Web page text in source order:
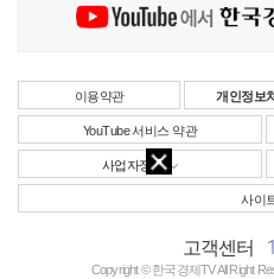
이용약관 개인정보
YouTube 서비스 약관
사업자정보
사이
고객센터
Copyright © 한국경제TV All Right